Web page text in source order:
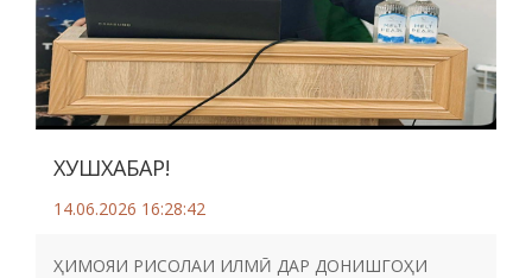
ХУШХАБАР!
14.06.2026 16:28:42
ҲИМОЯИ РИСОЛАИ ИЛМӢ ДАР ДОНИШГОҲИ